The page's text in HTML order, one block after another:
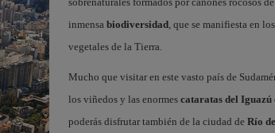
inmensa biodiversidad, que se manifiesta en
vegetales de la Tierra.
Mucho que visitar en este vasto país de
los viñedos y las enormes cataratas del Iguazú
poderás disfrutar también de la ciudad de Río